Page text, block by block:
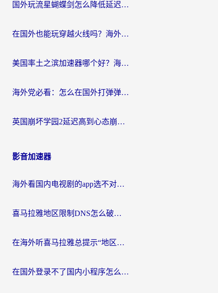
国外玩流星蝴蝶剑怎么降低延迟？海外党必看的加速秘籍（含欧洲鸣潮&彩虹岛优化攻略）
在国外也能玩穿越火线吗？海外玩家国服游戏畅玩终极指南
美国率土之滨加速器哪个好？海外党国服游戏畅玩终极指南（附多游戏解决方案）
海外党必看：怎么在国外打弹弹堂不卡？番茄加速器亲测指南
英国崩坏学园2延迟高到心态崩？海外党国服游戏加速终极指南
影音加速器
海外看国内电视剧的app选不对？这份回国加速器避坑指南帮你流畅追剧
喜马拉雅地区限制DNS怎么破？海外党听国内音乐听书的终极解决方案
在海外听喜马拉雅总提示“地区限制”？3步轻松解除+听国内音乐全攻略
在国外登录不了国内小程序怎么办？选对回国加速器，轻松解锁国内资源